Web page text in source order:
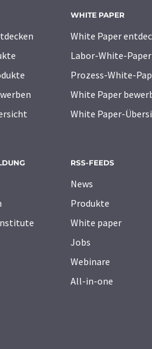
WHITE PAPER
White Paper
Labor-White-Paper
Prozess-White-
White Paper
White Paper-
RSS-FEEDS
News
Produkte
White paper
Jobs
Webinare
All-in-one